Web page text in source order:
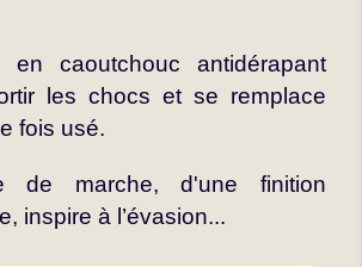
en caoutchouc antidérapant
les chocs et se remplace
fois usé.
de marche, d'une finition
inspire à l’évasion...